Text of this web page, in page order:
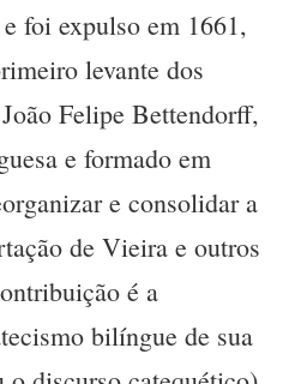
foi expulso em 1661,
levante dos
Felipe Bettendorff,
e formado em
e consolidar a
de Vieira e outros
é a
bilíngue de sua